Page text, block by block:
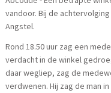
vandoor. Bij de
Angstel.
Rond 18.50 uur zag een
verdacht in de winkel
daar wegliep, zag de
verdwenen. Hij zag de man